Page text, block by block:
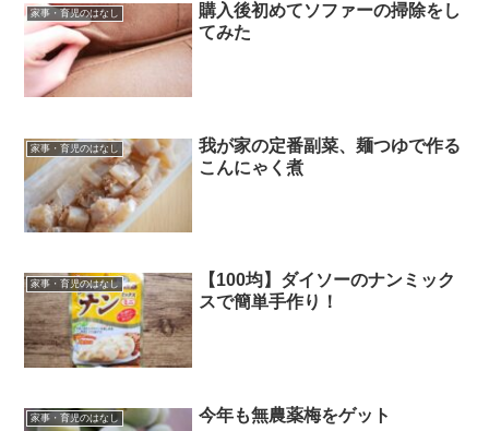
家事・育児のはなし
購入後初めてソファーの掃除をし
てみた
家事・育児のはなし
我が家の定番副菜、麺つゆで作る
こんにゃく煮
家事・育児のはなし
【100均】ダイソーのナンミック
スで簡単手作り！
家事・育児のはなし 今年も無農薬梅をゲット